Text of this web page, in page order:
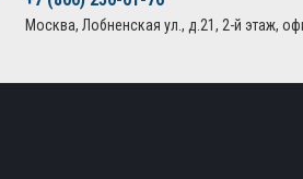
Москва, Лобненская ул., д.21, 2-й этаж,